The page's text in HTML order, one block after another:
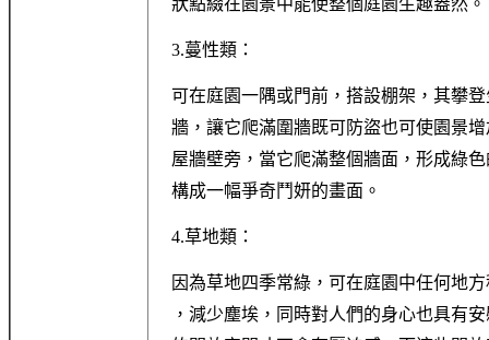
狀點綴在園景中能使整個庭園生趣盎然。
3.蔓性類：
可在庭園一隅或門前，搭設棚架，其攀
牆，讓它爬滿圍牆既可防盜也可使園景
屋牆壁旁，當它爬滿整個牆面，形成綠
構成一幅爭奇鬥妍的畫面。
4.草地類：
因為草地四季常綠，可在庭園中任何地
，減少塵埃，同時對人們的身心也具有